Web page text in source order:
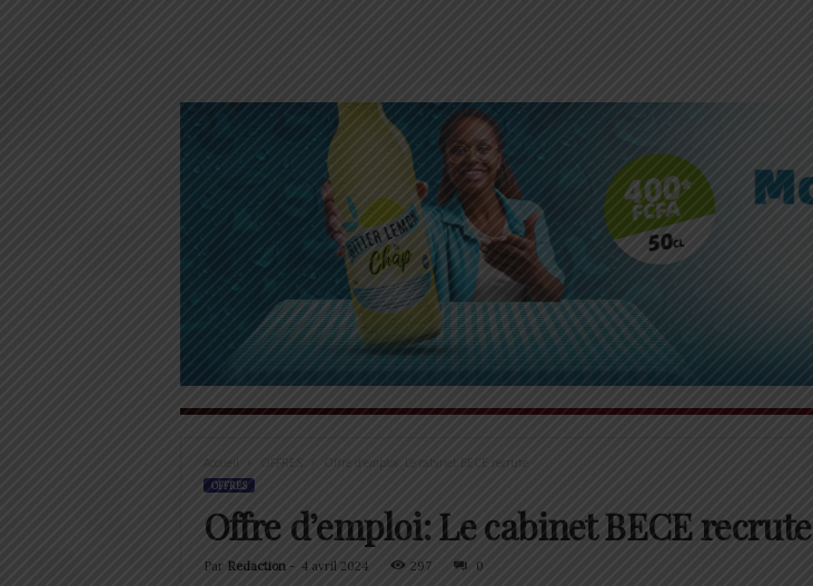
Accueil Offre d’emploi: Le cabinet BECE recrute
OFFRES
Offre d’emploi: Le cabinet BECE recrute
Par Redaction- 4 avril 2024 297 0